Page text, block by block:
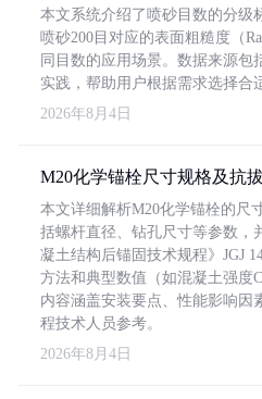
本文系统介绍了喷砂目数的分级
喷砂200目对应的表面粗糙度（
同目数的应用场景。数据来源包
实践，帮助用户根据需求选择合
2026年8月4日
M20化学锚栓尺寸规格及抗
本文详细解析M20化学锚栓的尺
括螺杆直径、钻孔尺寸等参数，
凝土结构后锚固技术规程》JGJ
方法和典型数值（如混凝土强度
内容涵盖安装要点、性能影响因
程技术人员参考。
2026年8月4日